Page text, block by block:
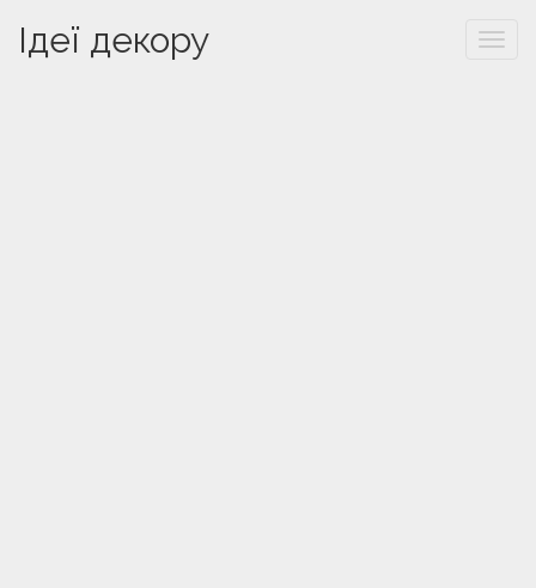
Ідеї декору